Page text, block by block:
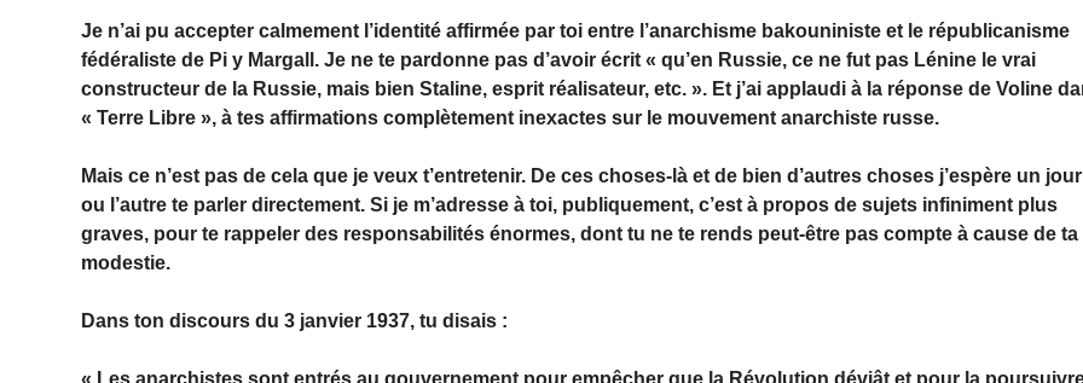
Je n’ai pu accepter calmement l’identité affirmée par toi entre l’anarchisme bakouniniste et le républicanisme
fédéraliste de Pi y Margall. Je ne te pardonne pas d’avoir écrit « qu’en Russie, ce ne fut pas Lénine le vrai
constructeur de la Russie, mais bien Staline, esprit réalisateur, etc. ». Et j’ai applaudi à la réponse de Voline
« Terre Libre », à tes affirmations complètement inexactes sur le mouvement anarchiste russe.
Mais ce n’est pas de cela que je veux t’entretenir. De ces choses-là et de bien d’autres choses j’espère un jour
ou l’autre te parler directement. Si je m’adresse à toi, publiquement, c’est à propos de sujets infiniment plus
graves, pour te rappeler des responsabilités énormes, dont tu ne te rends peut-être pas compte à cause de ta
modestie.
Dans ton discours du 3 janvier 1937, tu disais :
« Les anarchistes sont entrés au gouvernement pour empêcher que la Révolution déviât et pour la